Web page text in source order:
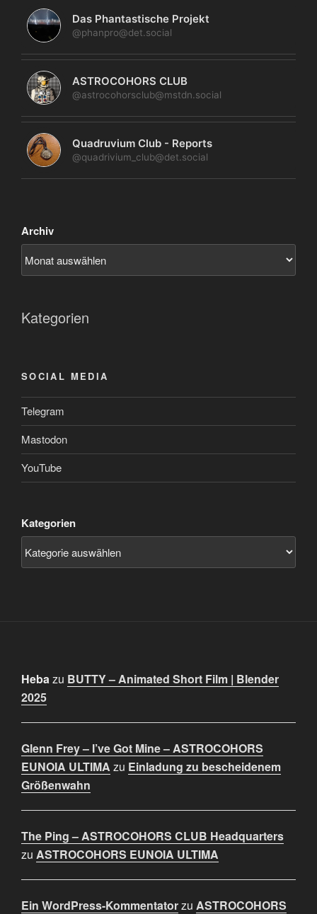
Das Phantastische Projekt
@phanpro@det.social
ASTROCOHORS CLUB
@astrocohorsclub@mstdn.social
Quadruvium Club - Reports
@quadrivium_club@det.social
Archiv
Kategorien
SOCIAL MEDIA
Telegram
Mastodon
YouTube
Kategorien
Hebazu BUTTY – Animated Short Film | Blender
2025
Glenn Frey – I’ve Got Mine – ASTROCOHORS
EUNOIA ULTIMA zu Einladung zu bescheidenem
Größenwahn
The Ping – ASTROCOHORS CLUB Headquarters
zu ASTROCOHORS EUNOIA ULTIMA
Ein WordPress-Kommentatorzu ASTROCOHORS